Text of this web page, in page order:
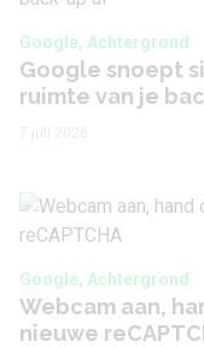
Google, Achtergrond
Google snoept
ruimte van je
Google, Achtergrond
Webcam aan,
nieuwe